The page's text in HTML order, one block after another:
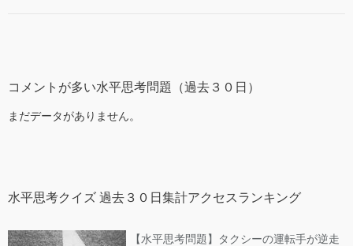
コメントが多い水平思考問題（過去３０日）
まだデータがありません。
水平思考クイズ 過去３０日集計アクセスランキング
【水平思考問題】タクシーの運転手が逆走